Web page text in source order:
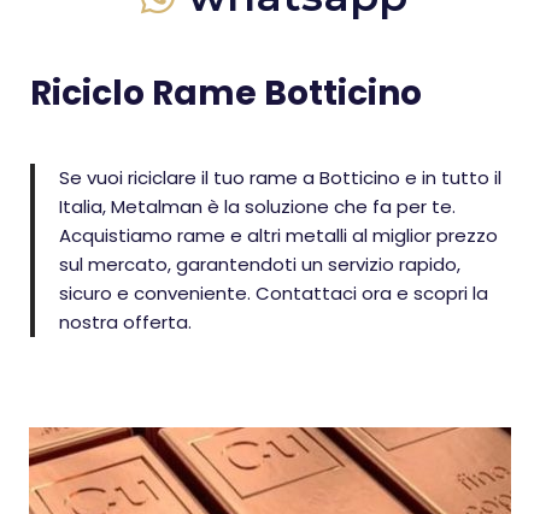
Riciclo Rame Botticino
Se vuoi riciclare il tuo rame a Botticino e in tutto il
Italia, Metalman è la soluzione che fa per te.
Acquistiamo rame e altri metalli al miglior prezzo
sul mercato, garantendoti un servizio rapido,
sicuro e conveniente. Contattaci ora e scopri la
nostra offerta.